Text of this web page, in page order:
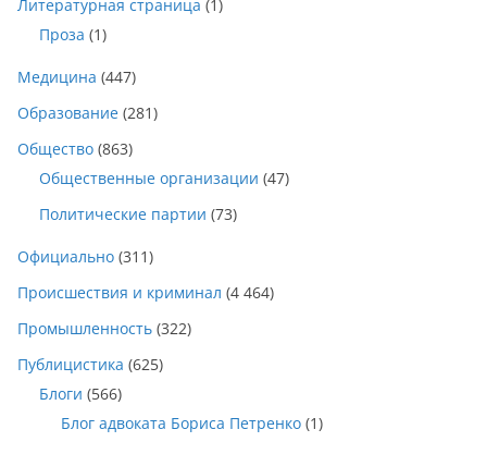
Литературная страница (1)
Проза (1)
Медицина (447)
Образование (281)
Общество (863)
Общественные организации (47)
Политические партии (73)
Официально (311)
Происшествия и криминал (4 464)
Промышленность (322)
Публицистика (625)
Блоги (566)
Блог адвоката Бориса Петренко (1)